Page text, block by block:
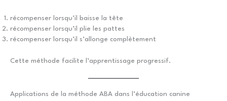
récompenser lorsqu’il baisse la tête
récompenser lorsqu’il plie les pattes
récompenser lorsqu’il s’allonge complètement
Cette méthode facilite l’apprentissage progressif.
Applications de la méthode ABA dans l’éducation canine